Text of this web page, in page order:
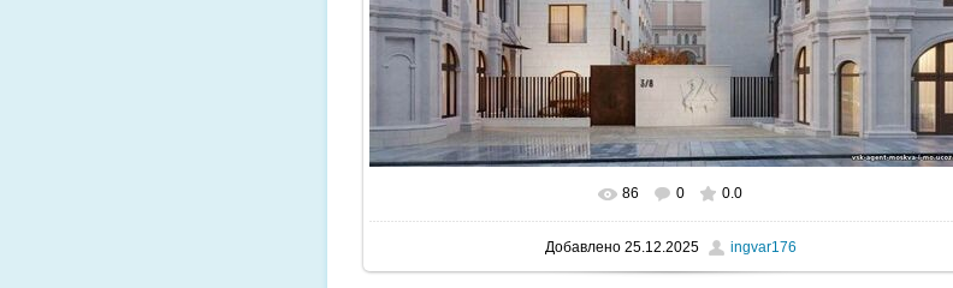
В реальном размере 1182x900
86 0 0.0
Добавлено25.12.2025 ingvar176